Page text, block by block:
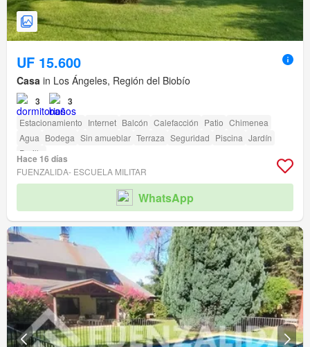
UF 15.600
Casa in Los Ángeles, Región del Biobío
3 3
Estacionamiento Internet Balcón Calefacción Patio Chimenea
Agua Bodega Sin amueblar Terraza Seguridad Piscina Jardín
Parilla
Hace 16 días
FUENZALIDA- ESCUELA MILITAR
WhatsApp